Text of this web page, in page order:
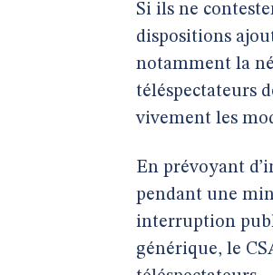
Si ils ne
dispositions
notamment la
téléspectateurs
vivement les
En prévoyant
pendant une
interruption
générique, le